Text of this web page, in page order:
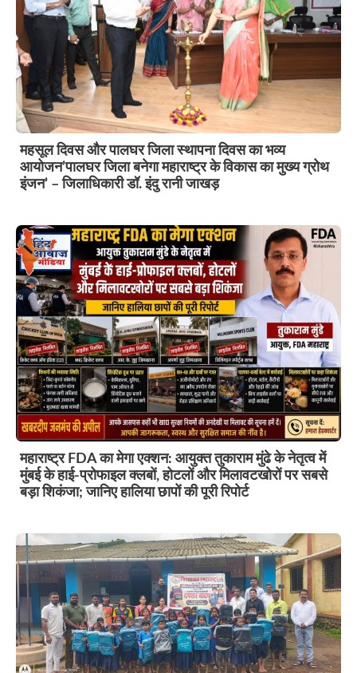
महसूल दिवस और पालघर जिला स्थापना दिवस का भव्य
आयोजन’पालघर जिला बनेगा महाराष्ट्र के विकास का मुख्य ग्रोथ
इंजन’ – जिलाधिकारी डॉ. इंदु रानी जाखड़
महाराष्ट्र FDA का मेगा एक्शन: आयुक्त तुकाराम मुंढे के नेतृत्व में
मुंबई के हाई-प्रोफाइल क्लबों, होटलों और मिलावटखोरों पर सबसे
बड़ा शिकंजा; जानिए हालिया छापों की पूरी रिपोर्ट